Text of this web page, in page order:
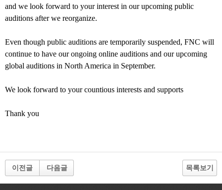
and we look forward to your interest in our upcoming public
auditions after we reorganize.
Even though public auditions are temporarily suspended, FNC will
continue to have our ongoing online auditions and our upcoming
global auditions in North America in September.
We look forward to your countious interests and supports
Thank you
이전글 다음글 목록보기